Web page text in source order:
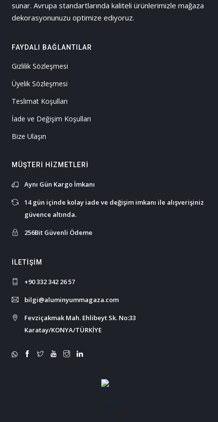
sunar. Avrupa standartlarında kaliteli ürünlerimizle mağaza
dekorasyonunuzu optimize ediyoruz.
FAYDALI BAĞLANTILAR
Gizlilik Sözleşmesi
Üyelik Sözleşmesi
Teslimat Koşulları
İade ve Değişim Koşulları
Bize Ulaşın
MÜŞTERI HIZMETLERI
Aynı Gün Kargo İmkanı
14 gün içinde kolay iade ve değişim imkanı ile alışverişiniz
güvence altında.
256Bit Güvenli Ödeme
İLETIŞIM
+90 332 342 26 57
bilgi@aluminyummagaza.com
Fevziçakmak Mah. Ehlibeyt Sk. No:33
Karatay/KONYA/TÜRKİYE